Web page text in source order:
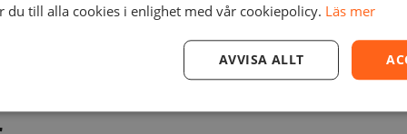
du till alla cookies i enlighet med vår cookiepolicy. Läs mer
AVVISA ALLT